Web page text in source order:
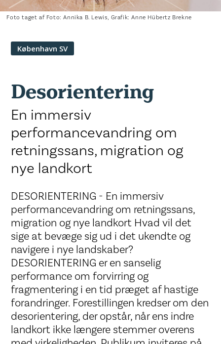
Foto taget af Foto: Annika B. Lewis, Grafik: Anne Hübertz Brekne
København SV
Desorientering
En immersiv
performancevandring om
retningssans, migration og
nye landkort
DESORIENTERING - En immersiv
performancevandring om retningssans,
migration og nye landkort Hvad vil det
sige at bevæge sig ud i det ukendte og
navigere i nye landskaber?
DESORIENTERING er en sanselig
performance om forvirring og
fragmentering i en tid præget af hastige
forandringer. Forestillingen kredser om den
desorientering, der opstår, når ens indre
landkort ikke længere stemmer overens